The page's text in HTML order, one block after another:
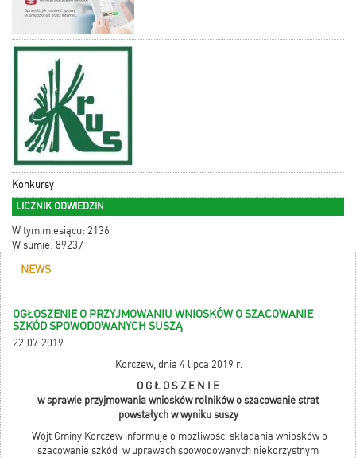
Konkursy
LICZNIK ODWIEDZIN
W tym miesiącu: 2136
W sumie: 89237
NEWS
OGŁOSZENIE O PRZYJMOWANIU WNIOSKÓW O SZACOWANIE
SZKÓD SPOWODOWANYCH SUSZĄ
22.07.2019
Korczew, dnia 4 lipca 2019 r.
O G Ł O S Z E N I E
w sprawie przyjmowania wniosków rolników o szacowanie strat
powstałych w wyniku suszy
Wójt Gminy Korczew informuje o możliwości składania wniosków o
szacowanie szkód w uprawach spowodowanych niekorzystnym